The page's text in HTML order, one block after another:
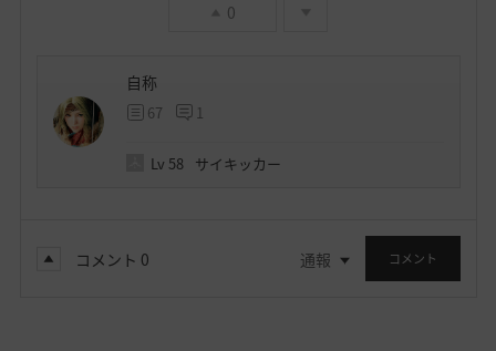
0
自称
67 1
Lv 58 サイキッカー
コメント 0 通報 コメント